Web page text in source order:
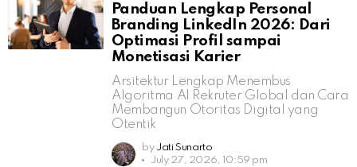
Panduan Lengkap Personal
Branding LinkedIn 2026: Dari
Optimasi Profil sampai
Monetisasi Karier
Arsitektur Lengkap Menembus
Algoritma AI Rekruter Global dan Cara
Membangun Otoritas Digital yang
Otentik
by Jati Sunarto
July 27, 2026, 10:59 pm